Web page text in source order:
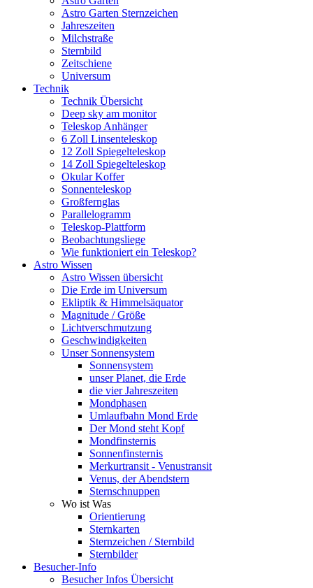
Astro Garten Sternzeichen
Jahreszeiten
Milchstraße
Sternbild
Zeitschiene
Universum
Technik
Technik Übersicht
Deep sky am monitor
Teleskop Anhänger
6 Zoll Linsenteleskop
12 Zoll Spiegelteleskop
14 Zoll Spiegelteleskop
Okular Koffer
Sonnenteleskop
Großfernglas
Parallelogramm
Teleskop-Plattform
Beobachtungsliege
Wie funktioniert ein Teleskop?
Astro Wissen
Astro Wissen übersicht
Die Erde im Universum
Ekliptik & Himmelsäquator
Magnitude / Größe
Lichtverschmutzung
Geschwindigkeiten
Unser Sonnensystem
Sonnensystem
unser Planet, die Erde
die vier Jahreszeiten
Mondphasen
Umlaufbahn Mond Erde
Der Mond steht Kopf
Mondfinsternis
Sonnenfinsternis
Merkurtransit - Venustransit
Venus, der Abendstern
Sternschnuppen
Wo ist Was
Orientierung
Sternkarten
Sternzeichen / Sternbild
Sternbilder
Besucher-Info
Besucher Infos Übersicht